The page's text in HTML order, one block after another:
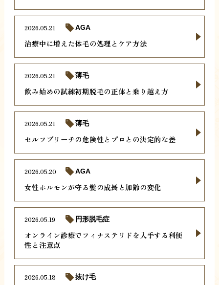
治療中に増えた体毛の処理とケア方法
2026.05.21 AGA
飲み始めの試練初期脱毛の正体と乗り越え方
2026.05.21 薄毛
セルフブリーチの危険性とプロとの決定的な差
2026.05.21 薄毛
女性ホルモンが守る髪の成長と加齢の変化
2026.05.20 AGA
オンライン診療でフィナステリドを入手する利便
性と注意点
2026.05.19 円形脱毛症
2026.05.18 抜け毛